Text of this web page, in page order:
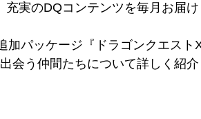
実のDQコンテンツを毎月お届け
加パッケージ『ドラゴンクエ
会う仲間たちについて詳しく